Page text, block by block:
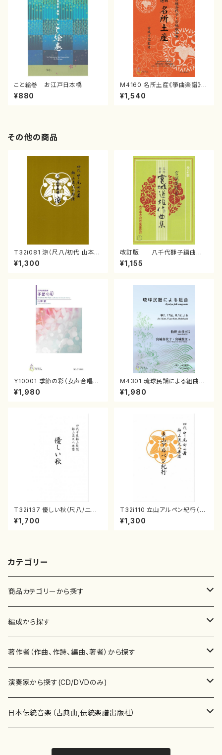
こと絵巻 お江戸日本橋
¥880
M4160 名所土産《箏曲楽譜》
（箏/宮城喜代子・宮城数江著・
宮城宗家監修/箏曲古典楽譜）
¥1,540
その他の商品
T32i081 涼（尺八/初代 山本邦
山/尺八/都山式譜）都山流公刊
楽譜曲番:530
¥1,300
改訂版 八千代獅子編曲
（編曲八千代獅子）(/宮城道
雄/楽譜）
¥1,155
Y10001 季節の彩（女声合唱、
ピアノ/山岸徹/楽譜）
¥1,980
M4301 琉球民謡による組曲
（箏/牧野由多可作曲/宮城喜代
子・宮城数江著/箏曲楽譜）
¥1,980
T32i137 優しい秋（尺八/二代
山本邦山/尺八/都山式譜）都山
流公刊楽譜曲番:586
¥1,700
T32i110 立山アルペン紀行（尺
八/初代 石垣征山/尺八/都山式
譜）都山流公刊楽譜曲番:559
¥1,300
カテゴリー
商品カテゴリーから探す
楽譜
書籍
書籍
テキストブック
CD・DVD
チケット
編成から探す
邦楽器
箏・琴（ソロ）
箏・琴（合奏）
合唱
混声合唱
歌・声
著作者（作曲、作詩、編曲、著者）から探す
あ行
青木省三(アオキ ショウゾウ)
か行
演奏家から探す(CD/DVDのみ)
邦楽（箏、三味線、尺八等）演奏家
日本伝統音楽（古典曲,伝統楽譜出版社）